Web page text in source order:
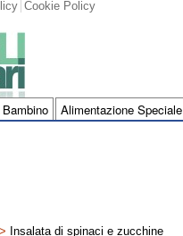
Cookie Policy
Bambino Alimentazione Speciale
> Insalata di spinaci e zucchine